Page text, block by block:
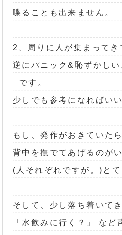
喋ることも出来ません。
2、周りに人が集まって
逆にパニック&恥ずかしい
です。
少しでも参考になればい
もし、発作がおきていたら
背中を撫でてあげるのが
(人それぞれですが。)とて
そして、少し落ち着いて
「水飲みに行く？」 など